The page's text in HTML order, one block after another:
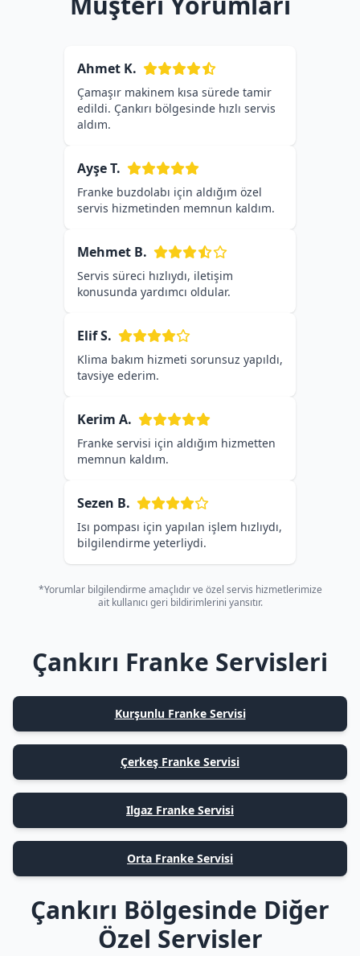
Ahmet K.
Çamaşır makinem kısa sürede tamir
edildi. Çankırı bölgesinde hızlı servis
aldım.
Ayşe T.
Franke buzdolabı için aldığım özel
servis hizmetinden memnun kaldım.
Mehmet B.
Servis süreci hızlıydı, iletişim
konusunda yardımcı oldular.
Elif S.
Klima bakım hizmeti sorunsuz yapıldı,
tavsiye ederim.
Kerim A.
Franke servisi için aldığım hizmetten
memnun kaldım.
Sezen B.
Isı pompası için yapılan işlem hızlıydı,
bilgilendirme yeterliydi.
*Yorumlar bilgilendirme amaçlıdır ve özel servis hizmetlerimize
ait kullanıcı geri bildirimlerini yansıtır.
Çankırı Franke Servisleri
Kurşunlu Franke Servisi
Çerkeş Franke Servisi
Ilgaz Franke Servisi
Orta Franke Servisi
Çankırı Bölgesinde Diğer
Özel Servisler